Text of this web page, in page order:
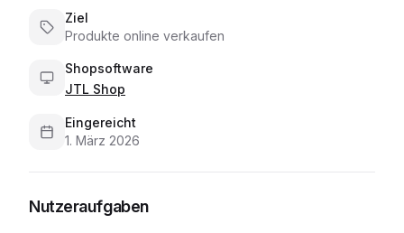
Ziel
Produkte online verkaufen
Shopsoftware
JTL Shop
Eingereicht
1. März 2026
Nutzeraufgaben